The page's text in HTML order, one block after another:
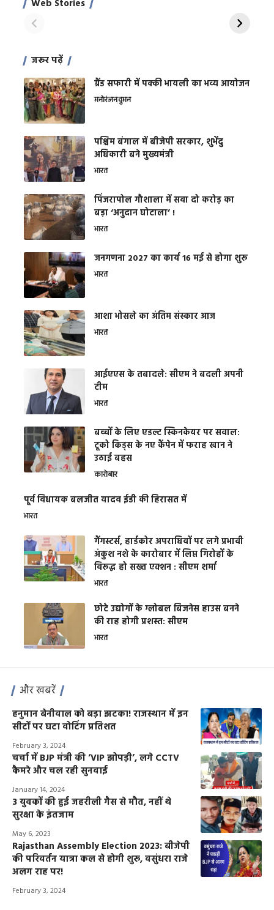
Web Stories
जरूर पढ़ें
ग्रैंड सफारी में पक्की भायली का भव्य आयोजन
मनोरंजनवुमन
पश्चिम बंगाल में बीजेपी सरकार, शुभेंदु
अधिकारी बने मुख्यमंत्री
भारत
​पिंजरापोल गौशाला में सवा दो करोड़ का
बड़ा ‘अनुदान घोटाला’ !
भारत
जनगणना 2027 का कार्य 16 मई से होगा शुरू
भारत
आशा भोसले का अंतिम संस्कार आज
भारत
आईएएस के तबादले: सीएम ने बदली अपनी
टीम
भारत
बच्चों के लिए एडल्ट स्किनकेयर पर सवाल:
टूको किड्स के नए कैंपेन में फराह खान ने
उठाई बहस
कारोबार
पूर्व विधायक बलजीत यादव ईडी की हिरासत में
भारत
गैंगस्टर्स, हार्डकोर अपराधियों पर लगे प्रभावी
अंकुश नशे के कारोबार में लिप्त गिरोहों के
विरूद्ध हो सख्त एक्शन : सीएम शर्मा
भारत
छोटे उद्योगों के ग्लोबल बिजनेस हाउस बनने
की राह होगी प्रशस्त: सीएम
भारत
और खबरें
हनुमान बेनीवाल को बड़ा झटका! राजस्थान में इन
सीटों पर घटा वोटिंग प्रतिशत
February 3, 2024
चर्चा में BJP मंत्री की ‘VIP झोपड़ी’, लगे CCTV
कैमरे और चल रही सुनवाई
January 14, 2024
3 युवकों की हुई जहरीली गैस से मौत, नहीं थे
सुरक्षा के इंतजाम
May 6, 2023
Rajasthan Assembly Election 2023: बीजेपी
की परिवर्तन यात्रा कल से होगी शुरू, वसुंधरा राजे
अलग राह पर!
February 3, 2024